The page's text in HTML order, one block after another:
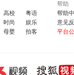
高校
粤语
时尚
娱乐
母婴 拍客
帮助
帮助
意见
平台